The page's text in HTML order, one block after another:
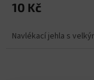
10 Kč
Navlékací jehla s